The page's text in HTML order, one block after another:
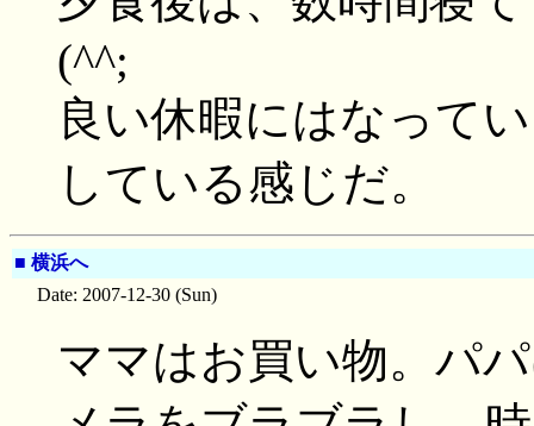
(^^;
良い休暇にはなって
している感じだ。
■ 横浜へ
Date: 2007-12-30 (Sun)
ママはお買い物。パ